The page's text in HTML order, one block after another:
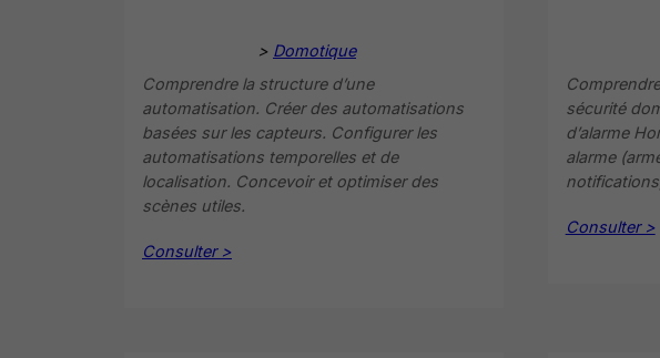
> Domotique
Comprendre la structure d’une
automatisation. Créer des automatisations
basées sur les capteurs. Configurer les
automatisations temporelles et de
localisation. Concevoir et optimiser des
scènes utiles.
Consulter >
sécurité
d’alarme
alarme
Consulter >